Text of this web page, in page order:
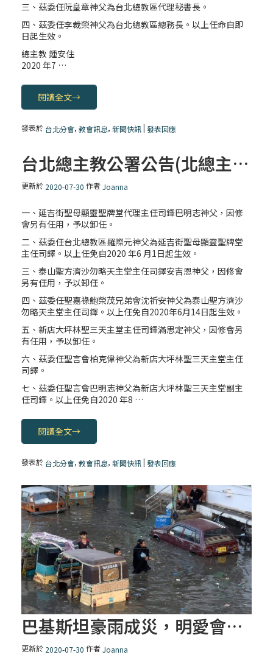
三、茲委任阮皇章神父為台北總教區代理秘書長。
四、茲委任李裁榮神父為台北總教區總務長。以上任命自即
日起生效。
總主教 鍾安住
2020 年7 …
閱讀全文→
發表於 台北分會,教會訊息,新聞快訊|發表回應
台北總主教公署公告(北總主字第109096號)
更新於 2020-07-30 作者 Joanna
一、延吉街聖母顯靈聖牌堂代理主任司鐸巴明志神父，因修
會另有任用，予以卸任。
二、茲委任台北總教區羅際元神父為延吉街聖母顯靈聖牌堂
主任司鐸。以上任免自2020 年6 月1日起生效。
三、泰山聖方濟沙勿略天主堂主任司鐸安吉恩神父，因修會
另有任用，予以卸任。
四、茲委任聖嘉祿鮑榮茂兄弟會沈祈安神父為泰山聖方濟沙
勿略天主堂主任司鐸。以上任免自2020年6月14日起生效。
五、新店大坪林聖三天主堂主任司鐸滿思定神父，因修會另
有任用，予以卸任。
六、茲委任聖言會柏克偉神父為新店大坪林聖三天主堂主任
司鐸。
七、茲委任聖言會巴明志神父為新店大坪林聖三天主堂副主
任司鐸。以上任免自2020 年8 …
閱讀全文→
發表於 台北分會,教會訊息,新聞快訊|發表回應
巴基斯坦豪雨成災，明愛會援助災民
更新於 2020-07-30 作者 Joanna